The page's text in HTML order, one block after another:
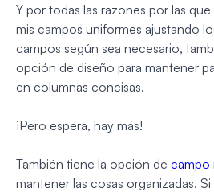
Y por todas las razones por las
mis campos uniformes ajustando
campos según sea necesario,
opción de diseño para mantener
en columnas concisas.
¡Pero espera, hay más!
También tiene la opción de campo
mantener las cosas organizadas.